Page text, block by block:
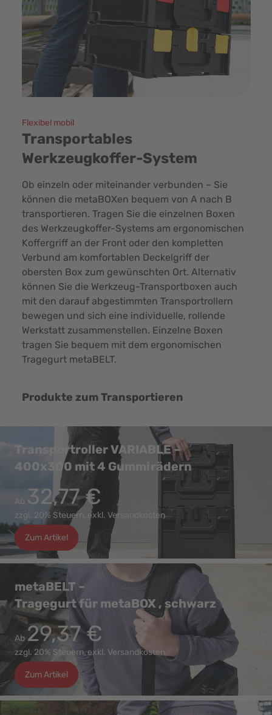
Flexibel mobil
Transportables
Werkzeugkoffer-System
Ob einzeln oder miteinander verbunden – Sie
können die metaBOXen bequem von A nach B
transportieren. Tragen Sie die einzelnen Boxen
des Werkzeugkoffer-Systems am ergonomischen
Koffergriff an der Front oder den kompletten
Verbund am komfortablen Deckelgriff der
obersten Box zum gewünschten Ort. Alternativ
können Sie die Werkzeug-Transportboxen auch
mit den darauf abgestimmten Transportrollern
bewegen und sich eine individuelle, rollende
Werkstatt zusammenstellen. Einzelne Boxen
tragen Sie bequem mit dem ergonomischen
Tragegurt metaBELT.
Produkte zum Transportieren
Transportroller VARIABLE –
400x300 mit 4 Gummirädern
Ab 32,77 €
zzgl. 20% Steuern, exkl. Versandkosten
Zum Artikel
metaBELT –
Tragegurt für metaBOX , schwarz
Ab 29,37 €
zzgl. 20% Steuern, exkl. Versandkosten
Zum Artikel